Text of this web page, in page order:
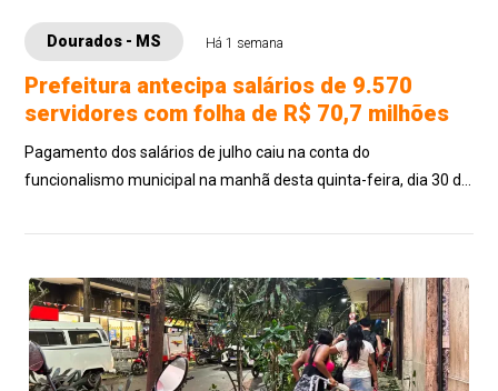
Dourados - MS Há 1 semana
Prefeitura antecipa salários de 9.570
servidores com folha de R$ 70,7 milhões
Pagamento dos salários de julho caiu na conta do
funcionalismo municipal na manhã desta quinta-feira, dia 30 de